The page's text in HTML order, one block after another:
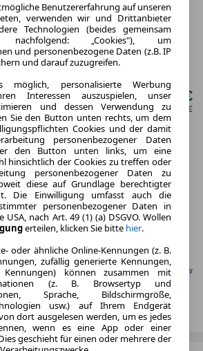
Electric AWD 73-kWh-
Edition 5 Türen
ab mtl.534,45 €
netto mtl. 448,74 €
10.000 km
Kilometerstand
ca. 239 kW (325 PS)
Leistung
(komb.)
km(komb.)
Gefunden auf Carwow
Benutzererfahrung auf unseren
verwenden wir und Drittanbieter
Technologien (beides gemeinsam
„Cookies"), um
und personenbezogene Daten (z.B. IP
und darauf zuzugreifen.
personalisierte Werbung
Interessen auszuspielen, unser
und dessen Verwendung zu
Sie den Button unten rechts, um dem
Cookies und der damit
personenbezogener Daten
den Button unten links, um eine
hinsichtlich der Cookies zu treffen oder
personenbezogener Daten zu
diese auf Grundlage berechtigter
Die Einwilligung umfasst auch die
personenbezogener Daten in
USA, nach Art. 49 (1) (a) DSGVO. Wollen
erteilen, klicken Sie bitte hier.
oder ähnliche Online-Kennungen (z. B.
zufällig generierte Kennungen,
Kennungen) können zusammen mit
(z. B. Browsertyp und
Sprache, Bildschirmgröße,
usw.) auf Ihrem Endgerät
dort ausgelesen werden, um es jedes
wenn es eine App oder einer
geschieht für einen oder mehrere der